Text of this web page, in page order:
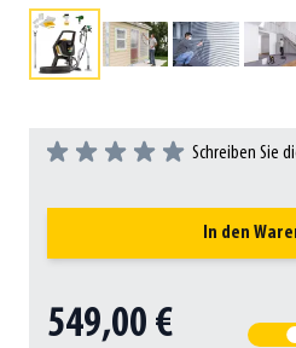
Schreiben Sie
In den
549,00 €